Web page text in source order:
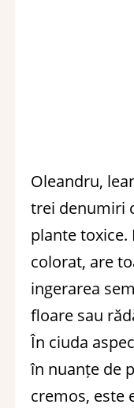
Oleandru,
trei denumiri
plante toxice.
colorat, are
ingerarea
floare sau
În ciuda
în nuanțe de
cremos, este